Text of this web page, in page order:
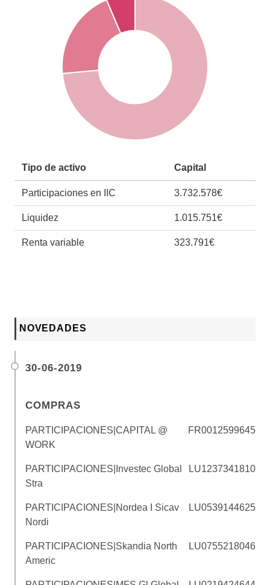
Tipo de activo Capital
Participaciones en IIC 3.732.578€
Liquidez 1.015.751€
Renta variable 323.791€
NOVEDADES
30-06-2019
COMPRAS
PARTICIPACIONES|CAPITAL @
WORK
FR0012599645
PARTICIPACIONES|Investec Global
Stra
LU1237341810
PARTICIPACIONES|Nordea I Sicav
Nordi
LU0539144625
PARTICIPACIONES|Skandia North
Americ
LU0755218046